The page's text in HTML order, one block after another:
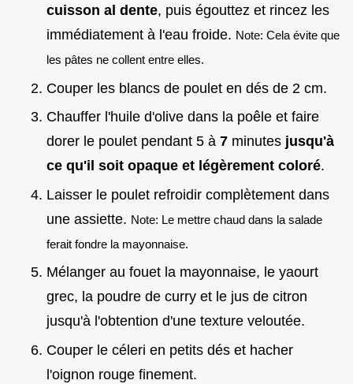
cuisson al dente, puis égouttez et rincez les
immédiatement à l'eau froide. Note: Cela évite que
les pâtes ne collent entre elles.
Couper les blancs de poulet en dés de 2 cm.
Chauffer l'huile d'olive dans la poêle et faire
dorer le poulet pendant 5 à 7 minutes jusqu'à
ce qu'il soit opaque et légèrement coloré.
Laisser le poulet refroidir complètement dans
une assiette. Note: Le mettre chaud dans la salade
ferait fondre la mayonnaise.
Mélanger au fouet la mayonnaise, le yaourt
grec, la poudre de curry et le jus de citron
jusqu'à l'obtention d'une texture veloutée.
Couper le céleri en petits dés et hacher
l'oignon rouge finement.